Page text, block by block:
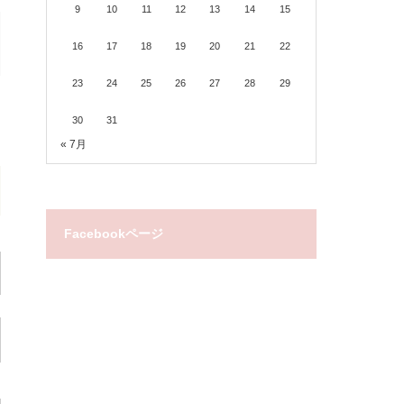
9 10 11 12 13 14 15
16 17 18 19 20 21 22
23 24 25 26 27 28 29
30 31
« 7月
Facebookページ